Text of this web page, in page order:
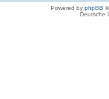
Powered by phpBB
Deutsche